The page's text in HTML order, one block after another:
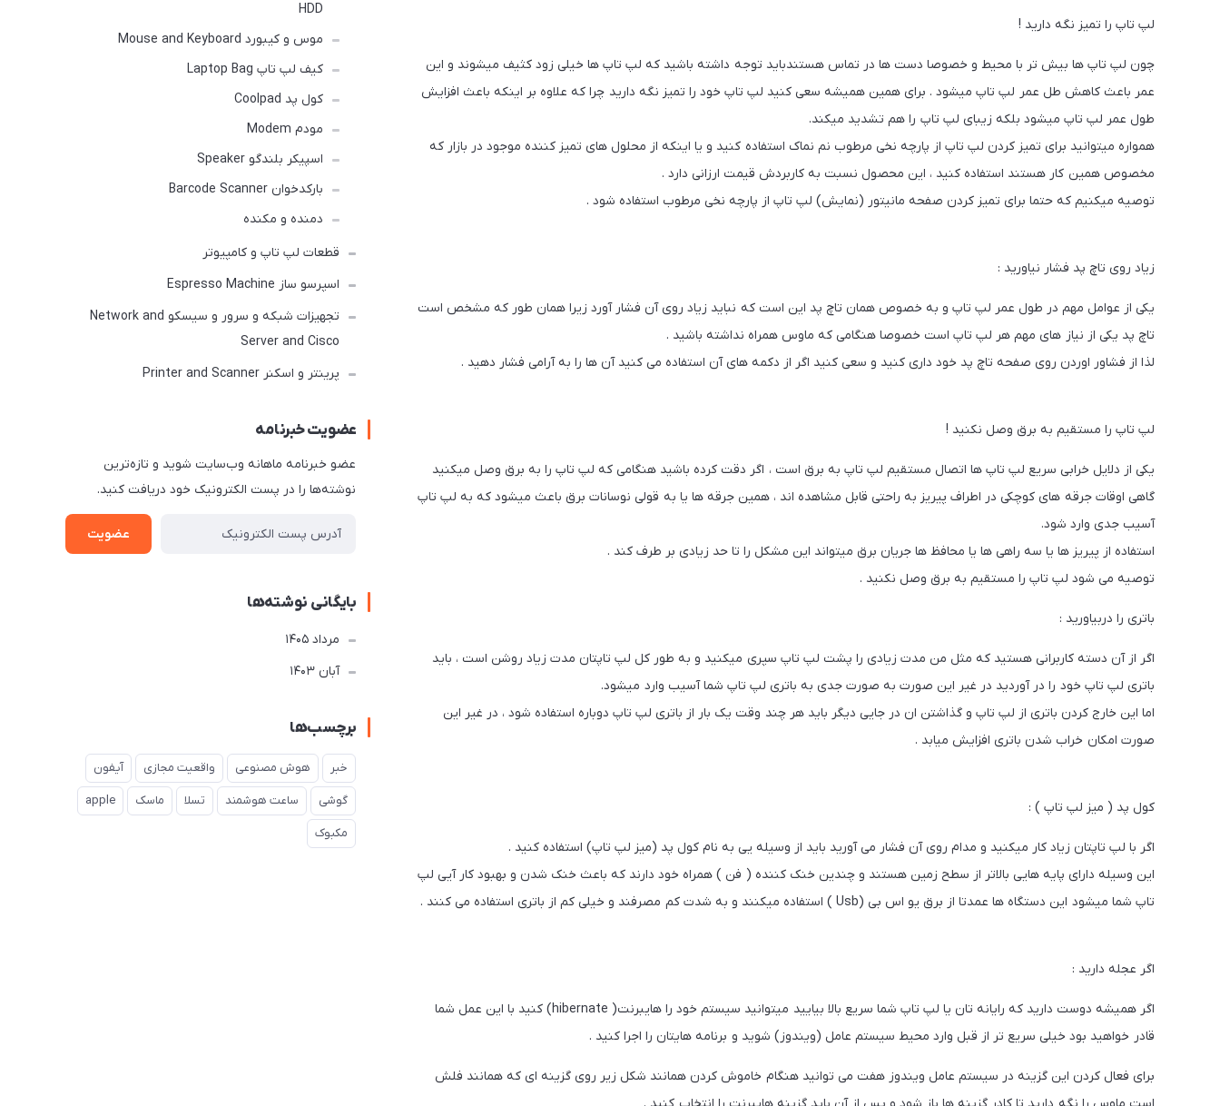
لپ تاپ را تمیز نگه دارید !
چون لپ تاپ ها بیش تر با محیط و خصوصا دست ها در تماس هستندباید توجه داشته باشید که لپ تاپ ها خیلی زود کثیف میشوند و این
عمر باعث کاهش طل عمر لپ تاپ میشود . برای همین همیشه سعی کنید لپ تاپ خود را تمیز نگه دارید چرا که علاوه بر اینکه باعث افزایش
طول عمر لپ تاپ میشود بلکه زیبای لپ تاپ را هم تشدید میکند.
همواره میتوانید برای تمیز کردن لپ تاپ از پارچه نخی مرطوب نم نماک استفاده کنید و یا اینکه از محلول های تمیز کننده موجود در بازار که
مخصوص همین کار هستند استفاده کنید ، این محصول نسبت به کاربردش قیمت ارزانی دارد .
توصیه میکنیم که حتما برای تمیز کردن صفحه مانیتور (نمایش) لپ تاپ از پارچه نخی مرطوب استفاده شود .
زیاد روی تاچ پد فشار نیاورید :
یکی از عوامل مهم در طول عمر لپ تاپ و به خصوص همان تاچ پد این است که نباید زیاد روی آن فشار آورد زیرا همان طور که مشخص است
تاچ پد یکی از نیاز های مهم هر لپ تاپ است خصوصا هنگامی که ماوس همراه نداشته باشید .
لذا از فشاور اوردن روی صفحه تاچ پد خود داری کنید و سعی کنید اگر از دکمه های آن استفاده می کنید آن ها را به آرامی فشار دهید .
لپ تاپ را مستقیم به برق وصل نکنید !
یکی از دلایل خرابی سریع لپ تاپ ها اتصال مستقیم لپ تاپ به برق است ، اگر دقت کرده باشید هنگامی که لپ تاپ را به برق وصل میکنید
گاهی اوقات جرقه های کوچکی در اطراف پیریز به راحتی قابل مشاهده اند ، همین جرقه ها یا به قولی نوسانات برق باعث میشود که به لپ تاپ
آسیب جدی وارد شود.
استفاده از پیریز ها یا سه راهی ها یا محافظ ها جریان برق میتواند این مشکل را تا حد زیادی بر طرف کند .
توصیه می شود لپ تاپ را مستقیم به برق وصل نکنید .
باتری را دربیاورید :
اگر از آن دسته کاربرانی هستید که مثل من مدت زیادی را پشت لپ تاپ سپری میکنید و به طور کل لپ تاپتان مدت زیاد روشن است ، باید
باتری لپ تاپ خود را در آوردید در غیر این صورت به صورت جدی به باتری لپ تاپ شما آسیب وارد میشود.
اما این خارج کردن باتری از لپ تاپ و گذاشتن ان در جایی دیگر باید هر چند وقت یک بار از باتری لپ تاپ دوباره استفاده شود ، در غیر این
صورت امکان خراب شدن باتری افزایش میابد .
کول پد ( میز لپ تاپ ) :
اگر با لپ تاپتان زیاد کار میکنید و مدام روی آن فشار می آورید باید از وسیله یی به نام کول پد (میز لپ تاپ) استفاده کنید .
این وسیله دارای پایه هایی بالاتر از سطح زمین هستند و چندین خنک کننده ( فن ) همراه خود دارند که باعث خنک شدن و بهبود کار آیی لپ
تاپ شما میشود این دستگاه ها عمدتا از برق یو اس بی (Usb ) استفاده میکنند و به شدت کم مصرفند و خیلی کم از باتری استفاده می کنند .
اگر عجله دارید :
اگر همیشه دوست دارید که رایانه تان یا لپ تاپ شما سریع بالا بیایید میتوانید سیستم خود را هایبرنت( hibernate) کنید با این عمل شما
قادر خواهید بود خیلی سریع تر از قبل وارد محیط سیستم عامل (ویندوز) شوید و برنامه هایتان را اجرا کنید .
برای فعال کردن این گزینه در سیستم عامل ویندوز هفت می توانید هنگام خاموش کردن همانند شکل زیر روی گزینه ای که همانند فلش
HDD
موس و کیبورد Mouse and Keyboard
کیف لپ تاپ Laptop Bag
کول پد Coolpad
مودم Modem
اسپیکر بلندگو Speaker
بارکدخوان Barcode Scanner
دمنده و مکنده
قطعات لپ تاپ و کامپیوتر
اسپرسو ساز Espresso Machine
تجهیزات شبکه و سرور و سیسکو Network and
Server and Cisco
پرینتر و اسکنر Printer and Scanner
عضویت خبرنامه
عضو خبرنامه ماهانه وب‌سایت شوید و تازه‌ترین
نوشته‌ها را در پست الکترونیک خود دریافت کنید.
عضویت
بایگانی نوشته‌ها
مرداد 1405
آبان 1403
برچسب‌ها
خبر هوش مصنوعی واقعیت مجازی آیفون
گوشی ساعت هوشمند تسلا ماسک apple
مکبوک